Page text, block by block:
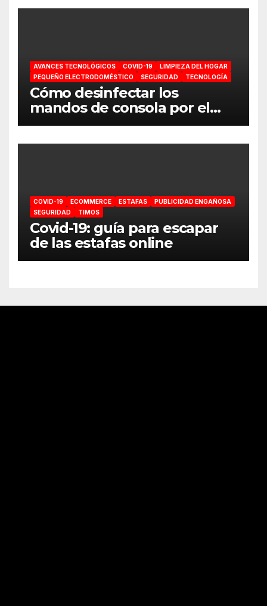
AVANCES TECNOLÓGICOS COVID-19
LIMPIEZA DEL HOGAR
PEQUEÑO ELECTRODOMÉSTICO
SEGURIDAD TECNOLOGÍA
Cómo desinfectar los
mandos de consola por el
coronavirus
COVID-19 ECOMMERCE ESTAFAS
PUBLICIDAD ENGAÑOSA
SEGURIDAD
TIMOS
Covid-19: guía para escapar
de las estafas online